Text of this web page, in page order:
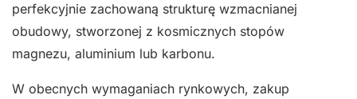
perfekcyjnie zachowaną strukturę wzmacnianej
obudowy, stworzonej z kosmicznych stopów
magnezu, aluminium lub karbonu.
W obecnych wymaganiach rynkowych, zakup